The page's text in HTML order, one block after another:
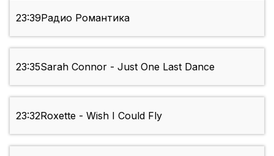
23:39Радио Романтика
23:35Sarah Connor - Just One Last Dance
23:32Roxette - Wish I Could Fly